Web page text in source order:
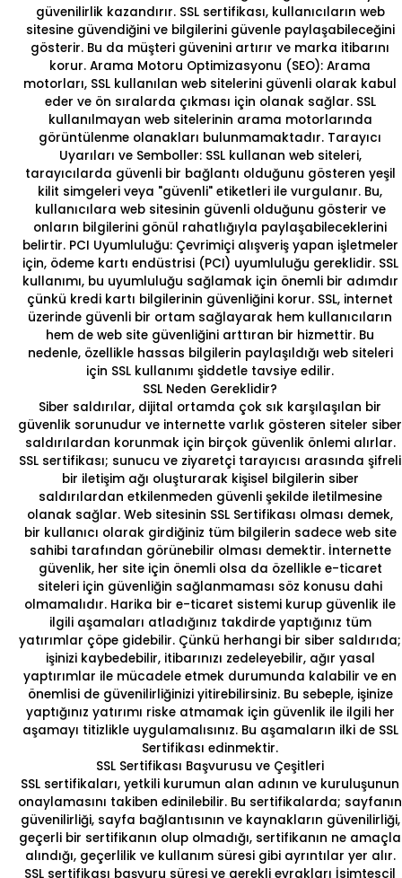
güvenilirlik kazandırır. SSL sertifikası, kullanıcıların web
sitesine güvendiğini ve bilgilerini güvenle paylaşabileceğini
gösterir. Bu da müşteri güvenini artırır ve marka itibarını
korur. Arama Motoru Optimizasyonu (SEO): Arama
motorları, SSL kullanılan web sitelerini güvenli olarak kabul
eder ve ön sıralarda çıkması için olanak sağlar. SSL
kullanılmayan web sitelerinin arama motorlarında
görüntülenme olanakları bulunmamaktadır. Tarayıcı
Uyarıları ve Semboller: SSL kullanan web siteleri,
tarayıcılarda güvenli bir bağlantı olduğunu gösteren yeşil
kilit simgeleri veya "güvenli" etiketleri ile vurgulanır. Bu,
kullanıcılara web sitesinin güvenli olduğunu gösterir ve
onların bilgilerini gönül rahatlığıyla paylaşabileceklerini
belirtir. PCI Uyumluluğu: Çevrimiçi alışveriş yapan işletmeler
için, ödeme kartı endüstrisi (PCI) uyumluluğu gereklidir. SSL
kullanımı, bu uyumluluğu sağlamak için önemli bir adımdır
çünkü kredi kartı bilgilerinin güvenliğini korur. SSL, internet
üzerinde güvenli bir ortam sağlayarak hem kullanıcıların
hem de web site güvenliğini arttıran bir hizmettir. Bu
nedenle, özellikle hassas bilgilerin paylaşıldığı web siteleri
için SSL kullanımı şiddetle tavsiye edilir.
SSL Neden Gereklidir?
Siber saldırılar, dijital ortamda çok sık karşılaşılan bir
güvenlik sorunudur ve internette varlık gösteren siteler siber
saldırılardan korunmak için birçok güvenlik önlemi alırlar.
SSL sertifikası; sunucu ve ziyaretçi tarayıcısı arasında şifreli
bir iletişim ağı oluşturarak kişisel bilgilerin siber
saldırılardan etkilenmeden güvenli şekilde iletilmesine
olanak sağlar. Web sitesinin SSL Sertifikası olması demek,
bir kullanıcı olarak girdiğiniz tüm bilgilerin sadece web site
sahibi tarafından görünebilir olması demektir. İnternette
güvenlik, her site için önemli olsa da özellikle e-ticaret
siteleri için güvenliğin sağlanmaması söz konusu dahi
olmamalıdır. Harika bir e-ticaret sistemi kurup güvenlik ile
ilgili aşamaları atladığınız takdirde yaptığınız tüm
yatırımlar çöpe gidebilir. Çünkü herhangi bir siber saldırıda;
işinizi kaybedebilir, itibarınızı zedeleyebilir, ağır yasal
yaptırımlar ile mücadele etmek durumunda kalabilir ve en
önemlisi de güvenilirliğinizi yitirebilirsiniz. Bu sebeple, işinize
yaptığınız yatırımı riske atmamak için güvenlik ile ilgili her
aşamayı titizlikle uygulamalısınız. Bu aşamaların ilki de SSL
Sertifikası edinmektir.
SSL Sertifikası Başvurusu ve Çeşitleri
SSL sertifikaları, yetkili kurumun alan adının ve kuruluşunun
onaylamasını takiben edinilebilir. Bu sertifikalarda; sayfanın
güvenilirliği, sayfa bağlantısının ve kaynakların güvenilirliği,
geçerli bir sertifikanın olup olmadığı, sertifikanın ne amaçla
alındığı, geçerlilik ve kullanım süresi gibi ayrıntılar yer alır.
SSL sertifikası başvuru süresi ve gerekli evrakları İsimtescil